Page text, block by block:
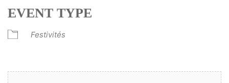
EVENT TYPE
Festivités